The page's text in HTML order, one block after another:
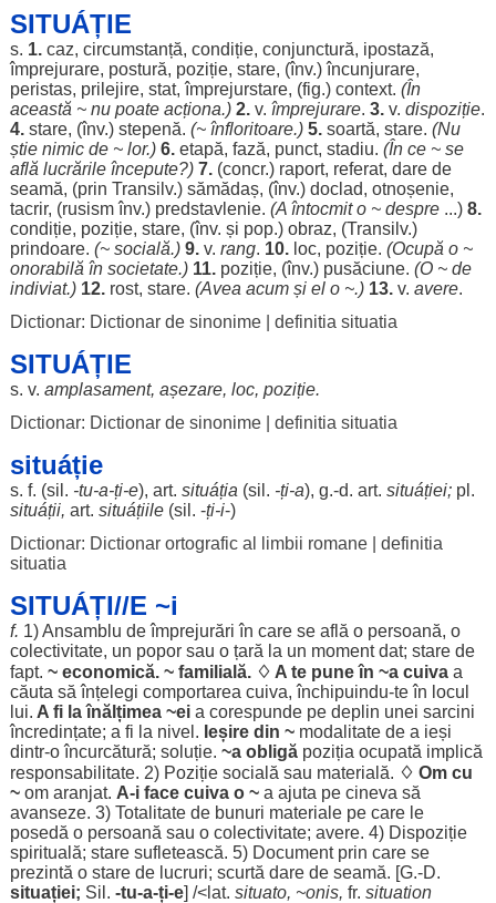
SITUÁȚIE
s. 1. caz, circumstanță, condiție, conjunctură, ipostază,
împrejurare, postură, poziție, stare, (înv.)încunjurare,
peristas, prilejire, stat,împrejurstare, (fig.) context. (În
această ~ nu poate acționa.) 2.v. împrejurare. 3.v. dispoziție.
4. stare, (înv.) stepenă. (~ înfloritoare.) 5. soartă, stare. (Nu
știe nimicde ~ lor.) 6. etapă, fază, punct, stadiu. (În ce ~ se
află lucrările începute?) 7.(concr.) raport, referat, darede
seamă, (prin Transilv.) sămădaș, (înv.) doclad, otnoșenie,
tacrir, (rusismînv.) predstavlenie. (A întocmito ~ despre...) 8.
condiție, poziție, stare, (înv. și pop.) obraz, (Transilv.)
prindoare. (~ socială.) 9.v. rang. 10. loc, poziție. (Ocupă o ~
onorabilă în societate.) 11. poziție, (înv.) pusăciune. (O ~ de
indiviat.) 12. rost, stare. (Avea acumși el o ~.) 13.v. avere.
Dictionar: Dictionar de sinonime| definitia situatia
SITUÁȚIE
s. v. amplasament, așezare, loc, poziție.
Dictionar: Dictionar de sinonime| definitia situatia
situáție
s. f. (sil . -tu-a-ți-e), art. situáția (sil . -ți-a), g.-d. art. situáției; pl.
situáții, art. situáțiile(sil . -ți-i-)
Dictionar: Dictionar ortografic al limbii romane| definitia
situatia
SITUÁȚI//E ~i
f. 1)Ansamblu deîmprejurări în care se află o persoană, o
colectivitate, un poporsau o țară la un moment dat; starede
fapt. ~ economică. ~ familială. ♢ A te pune în ~a cuivaa
căuta săînțelegi comportarea cuiva, închipuindu-te în locul
lui. A fi laînălțimea~eia corespundepe deplin unei sarcini
încredințate; a fi la nivel . Ieșiredin ~ modalitatede a ieși
dintr-oîncurcătură; soluție. ~a obligă poziția ocupată implică
responsabilitate. 2) Poziție socială sau materială. ♢ Omcu
~ om aranjat. A-i facecuiva o ~ a ajuta pe cineva să
avanseze. 3) Totalitatede bunuri materialepe care le
posedă o persoană sau o colectivitate; avere. 4) Dispoziție
spirituală; stare sufletească. 5) Documentprin care se
prezintă o starede lucruri; scurtă darede seamă. [G.-D.
situației; Sil . -tu-a-ți-e] /<lat. situato, ~onis, fr. situation